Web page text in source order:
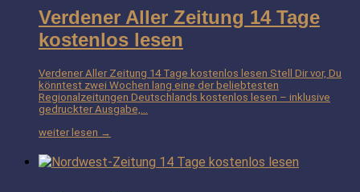
Verdener Aller Zeitung 14 Tage
kostenlos lesen
Verdener Aller Zeitung 14 Tage kostenlos lesen Stell Dir vor, Du
könntest zwei Wochen lang eine der beliebtesten
Regionalzeitungen Deutschlands kostenlos lesen – inklusive
gedruckter Ausgabe,…
weiter lesen →